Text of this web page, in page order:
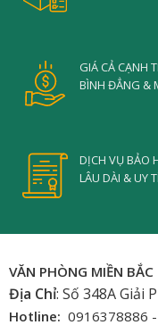
GIÁ CẢ CẠNH
BÌNH ĐẲNG &
DỊCH VỤ BẢO
LÂU DÀI & UY
VĂN PHÒNG MIỀN BẮC
Địa Chỉ: Số 348A Giải
Hotline: 0916378886